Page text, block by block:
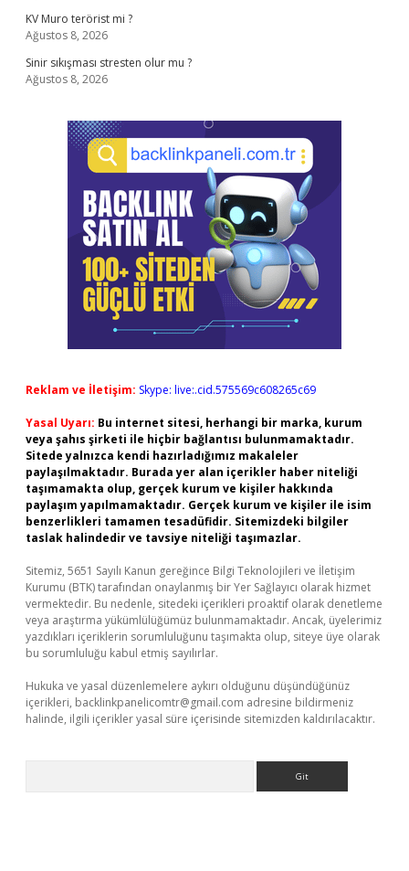
KV Muro terörist mi ?
Ağustos 8, 2026
Sinir sıkışması stresten olur mu ?
Ağustos 8, 2026
Reklam ve İletişim: Skype: live:.cid.575569c608265c69
Yasal Uyarı: Bu internet sitesi, herhangi bir marka, kurum
veya şahıs şirketi ile hiçbir bağlantısı bulunmamaktadır.
Sitede yalnızca kendi hazırladığımız makaleler
paylaşılmaktadır. Burada yer alan içerikler haber niteliği
taşımamakta olup, gerçek kurum ve kişiler hakkında
paylaşım yapılmamaktadır. Gerçek kurum ve kişiler ile isim
benzerlikleri tamamen tesadüfidir. Sitemizdeki bilgiler
taslak halindedir ve tavsiye niteliği taşımazlar.
Sitemiz, 5651 Sayılı Kanun gereğince Bilgi Teknolojileri ve İletişim
Kurumu (BTK) tarafından onaylanmış bir Yer Sağlayıcı olarak hizmet
vermektedir. Bu nedenle, sitedeki içerikleri proaktif olarak denetleme
veya araştırma yükümlülüğümüz bulunmamaktadır. Ancak, üyelerimiz
yazdıkları içeriklerin sorumluluğunu taşımakta olup, siteye üye olarak
bu sorumluluğu kabul etmiş sayılırlar.
Hukuka ve yasal düzenlemelere aykırı olduğunu düşündüğünüz
içerikleri, backlinkpanelicomtr@gmail.com adresine bildirmeniz
halinde, ilgili içerikler yasal süre içerisinde sitemizden kaldırılacaktır.